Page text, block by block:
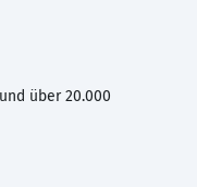
über 20.000